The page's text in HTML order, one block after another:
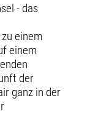
- das
einem
einem
der
ganz in der